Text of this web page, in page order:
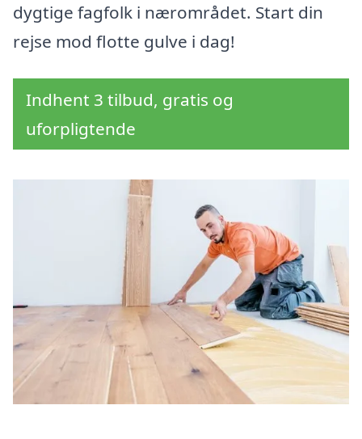
dygtige fagfolk i nærområdet. Start din
rejse mod flotte gulve i dag!
Indhent 3 tilbud, gratis og
uforpligtende